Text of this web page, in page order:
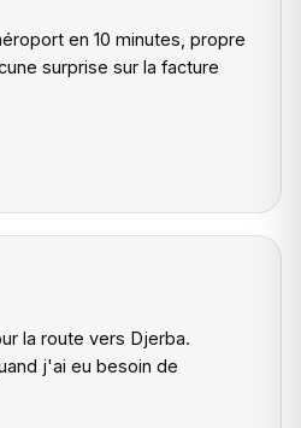
en 10 minutes, propre
surprise sur la facture
la route vers Djerba.
j'ai eu besoin de